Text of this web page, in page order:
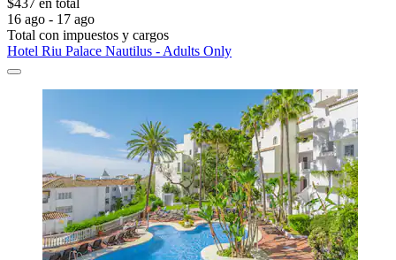
$437 en total
16 ago - 17 ago
Total con impuestos y cargos
Hotel Riu Palace Nautilus - Adults Only